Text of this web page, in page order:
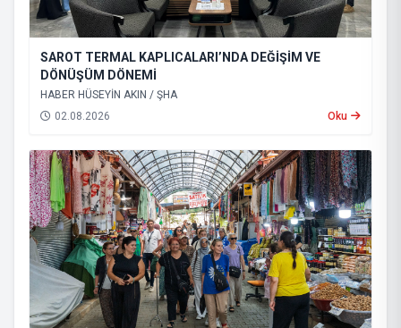
SAROT TERMAL KAPLICALARI’NDA DEĞİŞİM VE
DÖNÜŞÜM DÖNEMİ
HABER HÜSEYİN AKIN / ŞHA
02.08.2026
Oku